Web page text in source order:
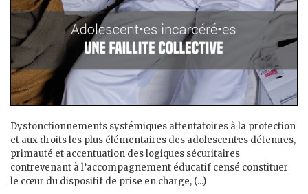
Dysfonctionnements systémiques attentatoires à la protection
et aux droits les plus élémentaires des adolescent·es détenu·es,
primauté et accentuation des logiques sécuritaires
contrevenant à l’accompagnement éducatif censé constituer
le cœur du dispositif de prise en charge, (...)